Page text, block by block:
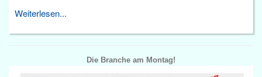
Weiterlesen...
Die Branche am Montag!